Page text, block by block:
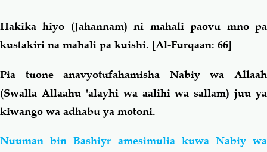
Hakika hiyo (Jahannam) ni mahali paovu mno pa
kustakiri na mahali pa kuishi. [Al-Furqaan: 66]
Pia tuone anavyotufahamisha Nabiy wa Allaah
(Swalla Allaahu 'alayhi wa aalihi wa sallam) juu ya
kiwango wa adhabu ya motoni.
Nuuman bin Bashiyr amesimulia kuwa Nabiy wa